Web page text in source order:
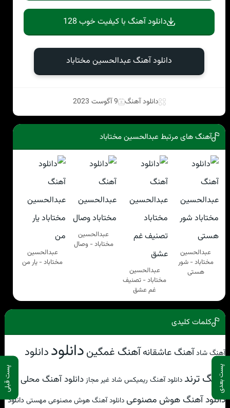
پست بعدی پست قبلی
دانلود آهنگ با کیفیت خوب 128
دانلود آهنگ عبدالحسین مختاباد
دانلود آهنگ 9 آگوست 2023
آهنگ های مرتبط عبدالحسین مختاباد
عبدالحسین
مختاباد - شور
هستی
عبدالحسین
مختاباد - تصنیف
غم عشق
عبدالحسین
مختاباد - وصال
عبدالحسین
مختاباد - یار من
کلمات کلیدی
آهنگ شادآهنگ عاشقانهآهنگ غمگیندانلوددانلود
آهنگ ترند دانلود آهنگ ریمیکس شاد غیر مجاز دانلود آهنگ محلی
دانلود آهنگ هوش مصنوعیدانلود آهنگ هوش مصنوعی مهستیدانلود